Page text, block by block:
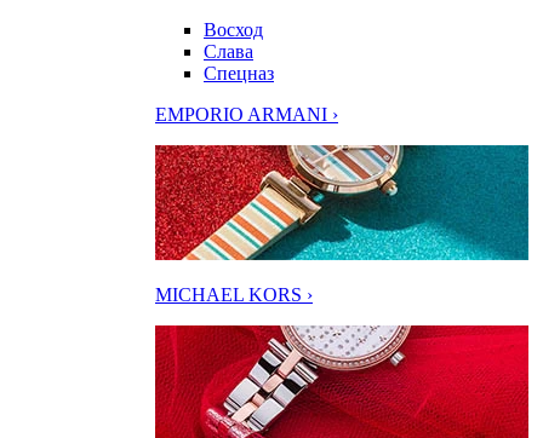
Восход
Слава
Спецназ
EMPORIO ARMANI ›
MICHAEL KORS ›